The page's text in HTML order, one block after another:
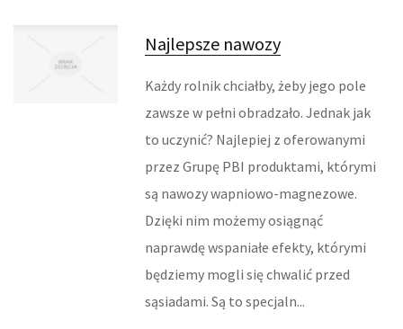
HOBBY
ZAJĘCIA SPORTOWE I REKREACYJNE
FABRYKACJA
INFORMATYCZNE
RESTAURACJE, CATERING
Najlepsze nawozy
Każdy rolnik chciałby, żeby jego pole
zawsze w pełni obradzało. Jednak jak
to uczynić? Najlepiej z oferowanymi
przez Grupę PBI produktami, którymi
są nawozy wapniowo-magnezowe.
Dzięki nim możemy osiągnąć
naprawdę wspaniałe efekty, którymi
będziemy mogli się chwalić przed
sąsiadami. Są to specjaln...